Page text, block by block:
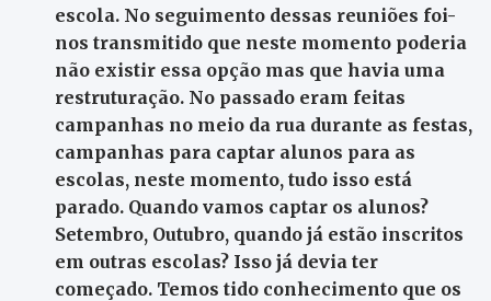
escola. No seguimento dessas reuniões foi-
nos transmitido que neste momento poderia
não existir essa opção mas que havia uma
restruturação. No passado eram feitas
campanhas no meio da rua durante as festas,
campanhas para captar alunos para as
escolas, neste momento, tudo isso está
parado. Quando vamos captar os alunos?
Setembro, Outubro, quando já estão inscritos
em outras escolas? Isso já devia ter
começado. Temos tido conhecimento que os